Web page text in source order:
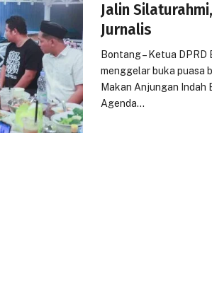
Jalin
Jurnalis
Bontang – Ketua
menggelar buka puasa
Makan Anjungan
Agenda…